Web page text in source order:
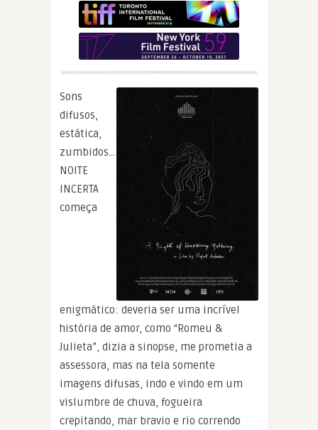
Sons
difusos,
estática,
zumbidos…
NOITE
INCERTA
começa
enigmático: deveria ser uma incrível
história de amor, como “Romeu &
Julieta”, dizia a sinopse, me prometia a
assessora, mas na tela somente
imagens difusas, indo e vindo em um
vislumbre de chuva, fogueira
crepitando, mar bravio e rio correndo